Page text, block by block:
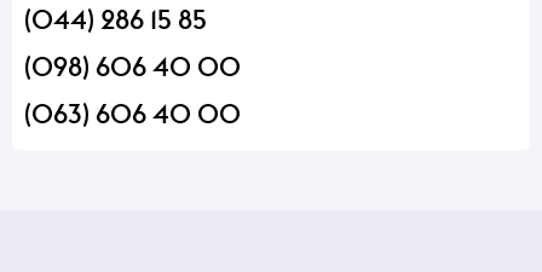
(044) 286 15 85
(098) 606 40 00
(063) 606 40 00